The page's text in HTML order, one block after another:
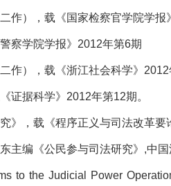
作），载《国家检察官学院学报
察学院学报》2012年第6期
作），载《浙江社会科学》2012
证据科学》2012年第12期。
》，载《程序正义与司法改革要
主编《公民参与司法研究》,中国
to the Judicial Power